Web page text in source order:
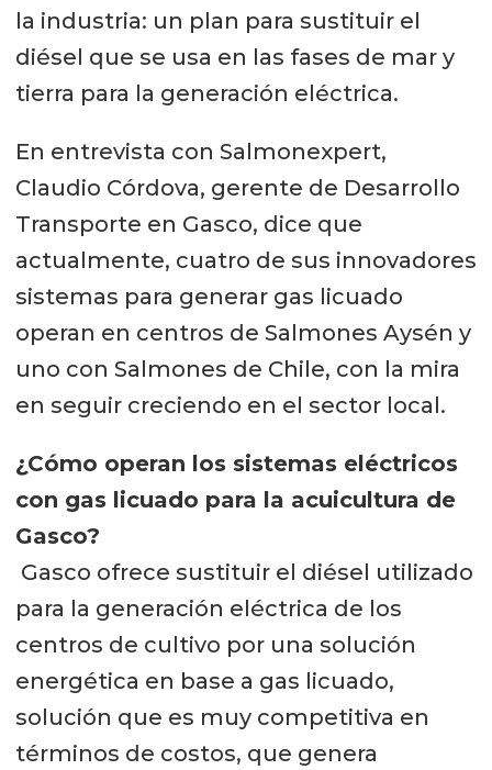
la industria: un plan para sustituir el
diésel que se usa en las fases de mar y
tierra para la generación eléctrica.
En entrevista con Salmonexpert,
Claudio Córdova, gerente de Desarrollo
Transporte en Gasco, dice que
actualmente, cuatro de sus innovadores
sistemas para generar gas licuado
operan en centros de Salmones Aysén y
uno con Salmones de Chile, con la mira
en seguir creciendo en el sector local.
¿Cómo operan los sistemas eléctricos
con gas licuado para la acuicultura de
Gasco?
Gasco ofrece sustituir el diésel utilizado
para la generación eléctrica de los
centros de cultivo por una solución
energética en base a gas licuado,
solución que es muy competitiva en
términos de costos, que genera